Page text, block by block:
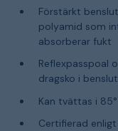
Förstärkt
polyamid som
absorberar fukt
Reflexpasspoal
dragsko i
Kan tvättas i 85°
Certifierad enligt